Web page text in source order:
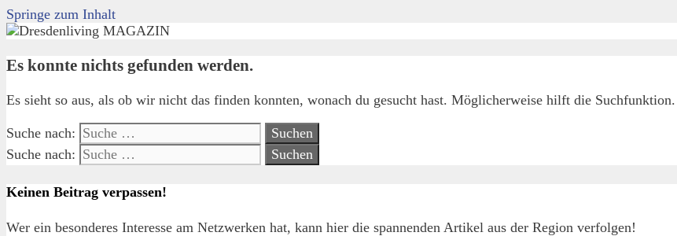
Springe zum Inhalt
Es konnte nichts gefunden werden.
Es sieht so aus, als ob wir nicht das finden konnten, wonach du gesucht hast. Möglicherweise hilft die Suchfunktion.
Suche nach:
Suche nach:
Keinen Beitrag verpassen!
Wer ein besonderes Interesse am Netzwerken hat, kann hier die spannenden Artikel aus der Region verfolgen!